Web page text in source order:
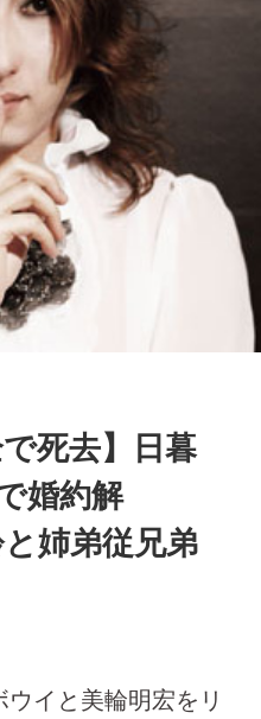
死去】日暮
婚約解
姉弟従兄弟
イと美輪明宏をリ